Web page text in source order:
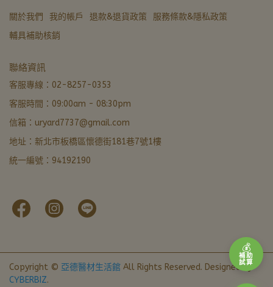
關於我們 我的帳戶 退款&退貨政策
服務條款&隱私政策
輔具補助核銷
聯絡資訊
客服專線：02-8257-0353
客服時間：09:00am - 08:30pm
信箱：uryard7737@gmail.com
地址：新北市板橋區懷德街181巷7號1樓
統一編號：94192190
Copyright © 亞德醫材生活館 All Rights Reserved. Designed by
CYBERBIZ.
最快回覆
💰
補助
試算